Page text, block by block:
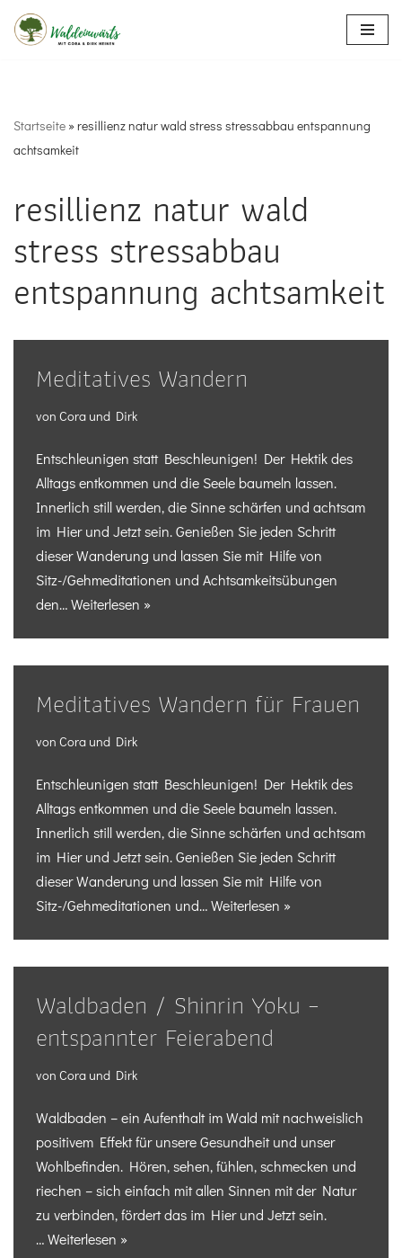
Zum
Startseite »resillienz natur wald stress stressabbau entspannung
achtsamkeit
resillienz natur wald
stress stressabbau
entspannung achtsamkeit
Meditatives Wandern
von Cora und Dirk
Entschleunigen statt Beschleunigen! Der Hektik des
Alltags entkommen und die Seele baumeln lassen.
Innerlich still werden, die Sinne schärfen und achtsam
im Hier und Jetzt sein. Genießen Sie jeden Schritt
dieser Wanderung und lassen Sie mit Hilfe von
Sitz-/Gehmeditationen und Achtsamkeitsübungen
den…Weiterlesen »
Meditatives Wandern für Frauen
von Cora und Dirk
Entschleunigen statt Beschleunigen! Der Hektik des
Alltags entkommen und die Seele baumeln lassen.
Innerlich still werden, die Sinne schärfen und achtsam
im Hier und Jetzt sein. Genießen Sie jeden Schritt
dieser Wanderung und lassen Sie mit Hilfe von
Sitz-/Gehmeditationen und…Weiterlesen »
Waldbaden / Shinrin Yoku –
entspannter Feierabend
von Cora und Dirk
Waldbaden – ein Aufenthalt im Wald mit nachweislich
positivem Effekt für unsere Gesundheit und unser
Wohlbefinden. Hören, sehen, fühlen, schmecken und
riechen – sich einfach mit allen Sinnen mit der Natur
zu verbinden, fördert das im Hier und Jetzt sein.
…Weiterlesen »